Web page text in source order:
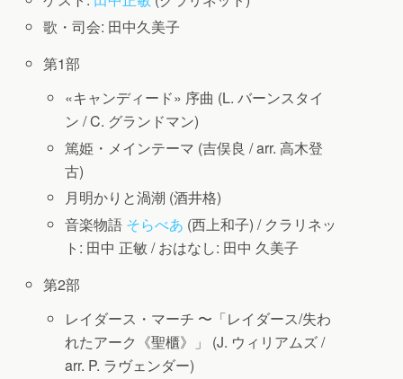
歌・司会: 田中久美子
第1部
«キャンディード» 序曲 (L. バーンスタイ
ン / C. グランドマン)
篤姫・メインテーマ (吉俣良 / arr. 高木登
古)
月明かりと渦潮 (酒井格)
音楽物語 そらべあ (西上和子) / クラリネッ
ト: 田中 正敏 /おはなし: 田中 久美子
第2部
レイダース・マーチ 〜「レイダース/失わ
れたアーク《聖櫃》」 (J. ウィリアムズ /
arr. P. ラヴェンダー)